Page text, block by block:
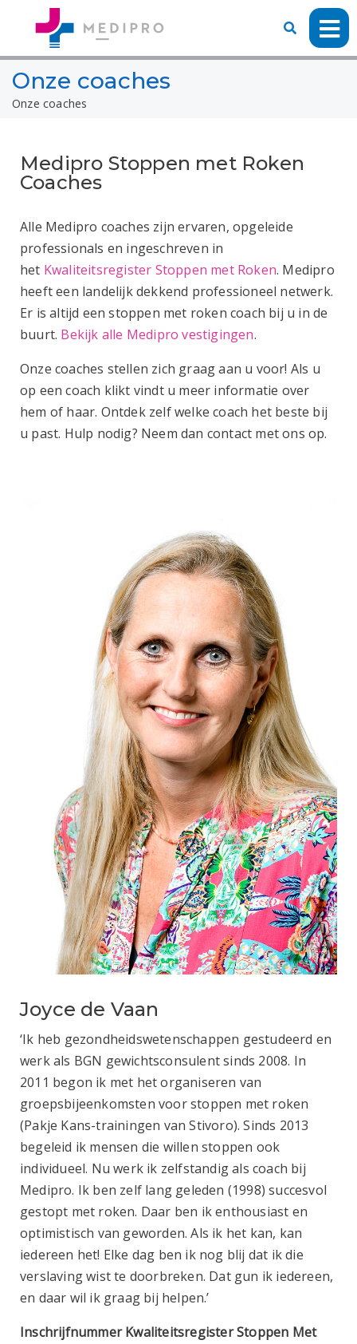
Onze coaches
Onze coaches
Medipro Stoppen met Roken
Coaches
Alle Medipro coaches zijn ervaren, opgeleide
professionals en ingeschreven in
het Kwaliteitsregister Stoppen met Roken. Medipro
heeft een landelijk dekkend professioneel netwerk.
Er is altijd een stoppen met roken coach bij u in de
buurt. Bekijk alle Medipro vestigingen.
Onze coaches stellen zich graag aan u voor! Als u
op een coach klikt vindt u meer informatie over
hem of haar. Ontdek zelf welke coach het beste bij
u past. Hulp nodig? Neem dan contact met ons op.
Joyce de Vaan
‘Ik heb gezondheidswetenschappen gestudeerd en
werk als BGN gewichtsconsulent sinds 2008. In
2011 begon ik met het organiseren van
groepsbijeenkomsten voor stoppen met roken
(Pakje Kans-trainingen van Stivoro). Sinds 2013
begeleid ik mensen die willen stoppen ook
individueel. Nu werk ik zelfstandig als coach bij
Medipro. Ik ben zelf lang geleden (1998) succesvol
gestopt met roken. Daar ben ik enthousiast en
optimistisch van geworden. Als ik het kan, kan
iedereen het! Elke dag ben ik nog blij dat ik die
verslaving wist te doorbreken. Dat gun ik iedereen,
en daar wil ik graag bij helpen.’
Inschrijfnummer Kwaliteitsregister Stoppen Met